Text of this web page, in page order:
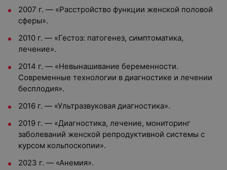
2007 г. — «Расстройство функции женской половой
сферы».
2010 г. — «Гестоз: патогенез, симптоматика,
лечение».
2014 г. — «Невынашивание беременности.
Современные технологии в диагностике и лечении
бесплодия».
2016 г. — «Ультразвуковая диагностика».
2019 г. — «Диагностика, лечение, мониторинг
заболеваний женской репродуктивной системы с
курсом кольпоскопии».
2023 г. — «Анемия».